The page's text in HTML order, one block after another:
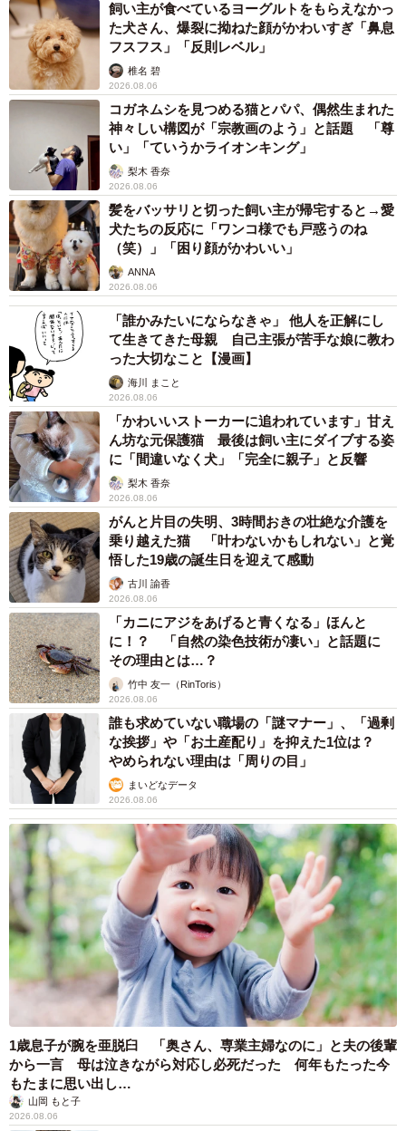
飼い主が食べているヨーグルトをもらえなかっ
た犬さん、爆裂に拗ねた顔がかわいすぎ「鼻息
フスフス」「反則レベル」
椎名 碧
2026.08.06
コガネムシを見つめる猫とパパ、偶然生まれた
神々しい構図が「宗教画のよう」と話題 「尊
い」「ていうかライオンキング」
梨木 香奈
2026.08.06
髪をバッサリと切った飼い主が帰宅すると→愛
犬たちの反応に「ワンコ様でも戸惑うのね
（笑）」「困り顔がかわいい」
ANNA
2026.08.06
「誰かみたいにならなきゃ」 他人を正解にし
て生きてきた母親 自己主張が苦手な娘に教わ
った大切なこと【漫画】
海川 まこと
2026.08.06
「かわいいストーカーに追われています」甘え
ん坊な元保護猫 最後は飼い主にダイブする姿
に「間違いなく犬」「完全に親子」と反響
梨木 香奈
2026.08.06
がんと片目の失明、3時間おきの壮絶な介護を
乗り越えた猫 「叶わないかもしれない」と覚
悟した19歳の誕生日を迎えて感動
古川 諭香
2026.08.06
「カニにアジをあげると青くなる」ほんと
に！？ 「自然の染色技術が凄い」と話題に
その理由とは…？
竹中 友一（RinToris）
2026.08.06
誰も求めていない職場の「謎マナー」、「過剰
な挨拶」や「お土産配り」を抑えた1位は？
やめられない理由は「周りの目」
まいどなデータ
2026.08.06
1歳息子が腕を亜脱臼 「奥さん、専業主婦なのに」と夫の後輩
から一言 母は泣きながら対応し必死だった 何年もたった今
もたまに思い出し…
山岡 もと子
2026.08.06